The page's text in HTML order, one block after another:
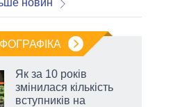
новин
Як за 10 років
змінилася кількість
вступників на